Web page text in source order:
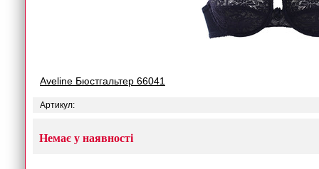
Aveline Бюстгальтер 66041
Артикул:
Немає у наявності